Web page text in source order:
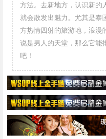
方法。去新地方，认识新的
就会散发出魅力。尤其是泰
方热情四射的旅游地，浪漫
说是男人的天堂，那么它能
吧！